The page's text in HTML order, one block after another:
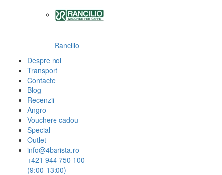
Rancilio
Despre noi
Transport
Contacte
Blog
Recenzii
Angro
Vouchere cadou
Special
Outlet
info@4barista.ro
+421 944 750 100
(9:00-13:00)